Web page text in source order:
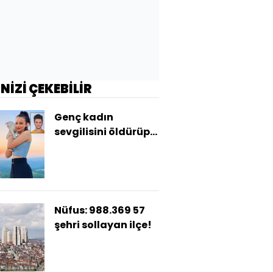
ÇEKEBİLİR
Genç kadın
sevgilisini öldürüp
Nüfus: 988.369 57
şehri sollayan ilçe!